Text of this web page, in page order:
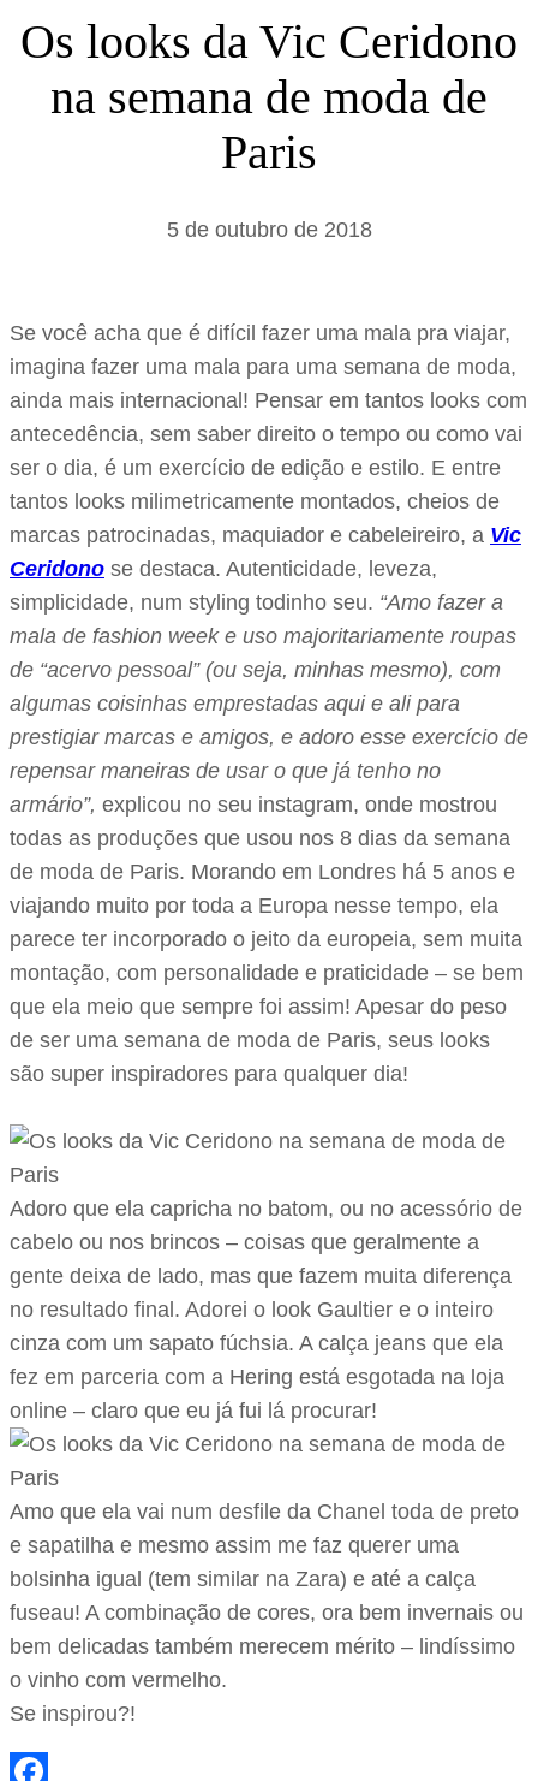
a
r
Os looks da Vic Ceridono
na semana de moda de
Paris
5 de outubro de 2018
Se você acha que é difícil fazer uma mala pra viajar,
imagina fazer uma mala para uma semana de moda,
ainda mais internacional! Pensar em tantos looks com
antecedência, sem saber direito o tempo ou como vai
ser o dia, é um exercício de edição e estilo. E entre
tantos looks milimetricamente montados, cheios de
marcas patrocinadas, maquiador e cabeleireiro, a Vic
Ceridono se destaca. Autenticidade, leveza,
simplicidade, num styling todinho seu. “Amo fazer a
mala de fashion week e uso majoritariamente roupas
de “acervo pessoal” (ou seja, minhas mesmo), com
algumas coisinhas emprestadas aqui e ali para
prestigiar marcas e amigos, e adoro esse exercício de
repensar maneiras de usar o que já tenho no
armário”, explicou no seu instagram, onde mostrou
todas as produções que usou nos 8 dias da semana
de moda de Paris. Morando em Londres há 5 anos e
viajando muito por toda a Europa nesse tempo, ela
parece ter incorporado o jeito da europeia, sem muita
montação, com personalidade e praticidade – se bem
que ela meio que sempre foi assim! Apesar do peso
de ser uma semana de moda de Paris, seus looks
são super inspiradores para qualquer dia!
Adoro que ela capricha no batom, ou no acessório de
cabelo ou nos brincos – coisas que geralmente a
gente deixa de lado, mas que fazem muita diferença
no resultado final. Adorei o look Gaultier e o inteiro
cinza com um sapato fúchsia. A calça jeans que ela
fez em parceria com a Hering está esgotada na loja
online – claro que eu já fui lá procurar!
Amo que ela vai num desfile da Chanel toda de preto
e sapatilha e mesmo assim me faz querer uma
bolsinha igual (tem similar na Zara) e até a calça
fuseau! A combinação de cores, ora bem invernais ou
bem delicadas também merecem mérito – lindíssimo
o vinho com vermelho.
Se inspirou?!